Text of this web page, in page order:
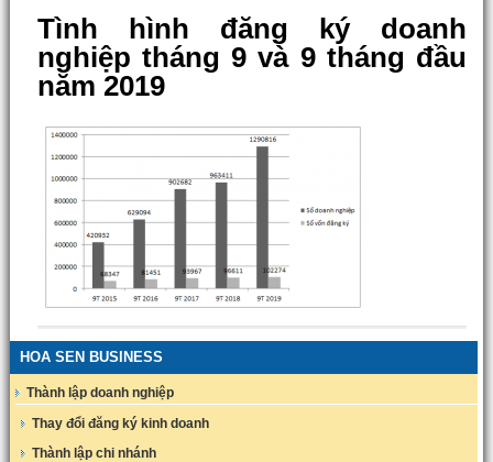
Tình hình đăng ký doanh
nghiệp tháng 9 và 9 tháng đầu
năm 2019
HOA SEN BUSINESS
Thành lập doanh nghiệp
Thay đổi đăng ký kinh doanh
Thành lập chi nhánh